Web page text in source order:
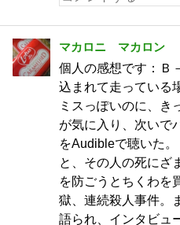
マカロニ マカロン
個人の感想です：Ｂ
込まれて走っている
ミスっぽいのに、き
が気に入り、次いで
をAudibleで聴いた
と、その人の死にざ
を防ごうとちくわを
獄、連続殺人事件。
語られ、インタビュ